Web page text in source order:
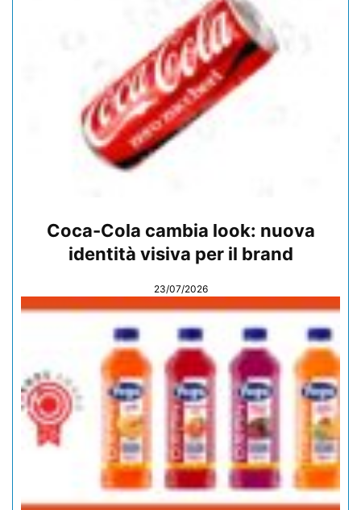
Coca-Cola cambia look: nuova
identità visiva per il brand
23/07/2026